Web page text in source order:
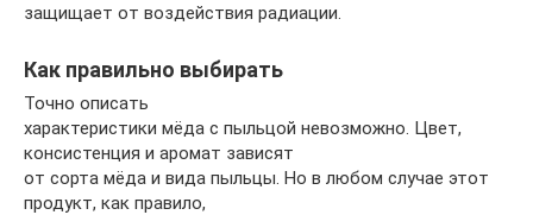
защищает от воздействия радиации.
Как правильно выбирать
Точно описать
характеристики мёда с пыльцой невозможно. Цвет,
консистенция и аромат зависят
от сорта мёда и вида пыльцы. Но в любом случае этот
продукт, как правило,